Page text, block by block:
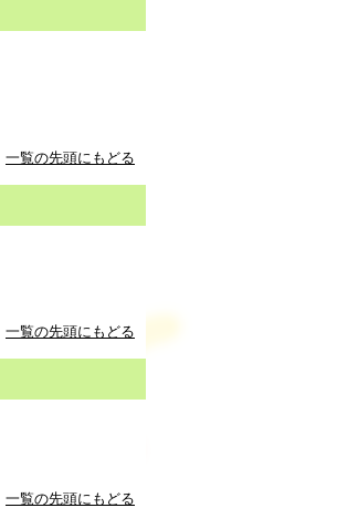
一覧の先頭にもどる
一覧の先頭にもどる
一覧の先頭にもどる